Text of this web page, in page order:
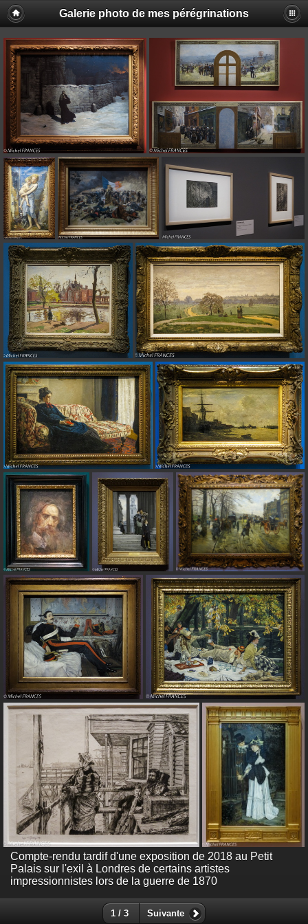
Galerie photo de mes pérégrinations
Compte-rendu tardif d'une exposition de 2018 au Petit
Palais sur l'exil à Londres de certains artistes
impressionnistes lors de la guerre de 1870
1 / 3 Suivante